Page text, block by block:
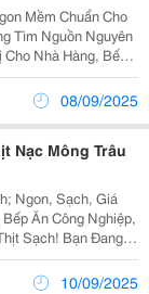
Mềm Chuẩn Cho
Nhà Hàng, Bếp
Bò Nhập Khẩu Từ...
08/09/2025
Nạc Mông Trâu
Ngon, Sạch, Giá
Bạn Đang
Đà , Phù Hợp Để
Mông Trâu Ấn...
10/09/2025